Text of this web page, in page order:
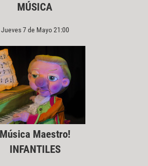
MÚSICA
Jueves 7 de Mayo 21:00
Música Maestro!
INFANTILES